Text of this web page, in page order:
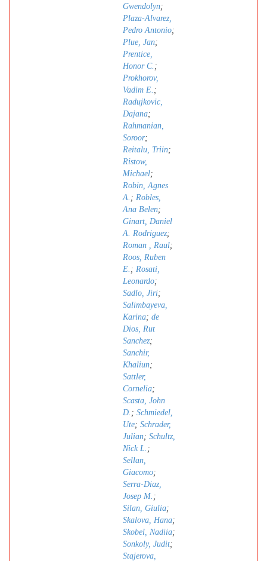
Gwendolyn;
Plaza-Alvarez,
Pedro Antonio;
Plue, Jan;
Prentice,
Honor C. ;
Prokhorov,
Vadim E. ;
Radujkovic,
Dajana;
Rahmanian,
Soroor;
Reitalu, Triin;
Ristow,
Michael;
Robin, Agnes
A. ; Robles,
Ana Belen;
Ginart, Daniel
A. Rodriguez;
Roman , Raul;
Roos, Ruben
E. ; Rosati,
Leonardo;
Sadlo, Jiri;
Salimbayeva,
Karina; de
Dios, Rut
Sanchez;
Sanchir,
Khaliun;
Sattler,
Cornelia;
Scasta, John
D. ; Schmiedel,
Ute; Schrader,
Julian; Schultz,
Nick L. ;
Sellan,
Giacomo;
Serra-Diaz,
Josep M. ;
Silan, Giulia;
Skalova, Hana;
Skobel, Nadiia;
Sonkoly, Judit;
Stajerova,